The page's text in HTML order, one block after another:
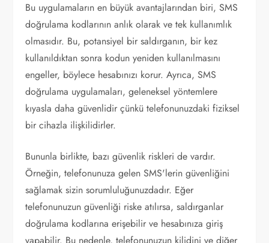
Bu uygulamaların en büyük avantajlarından biri, SMS
doğrulama kodlarının anlık olarak ve tek kullanımlık
olmasıdır. Bu, potansiyel bir saldırganın, bir kez
kullanıldıktan sonra kodun yeniden kullanılmasını
engeller, böylece hesabınızı korur. Ayrıca, SMS
doğrulama uygulamaları, geleneksel yöntemlere
kıyasla daha güvenlidir çünkü telefonunuzdaki fiziksel
bir cihazla ilişkilidirler.
Bununla birlikte, bazı güvenlik riskleri de vardır.
Örneğin, telefonunuza gelen SMS'lerin güvenliğini
sağlamak sizin sorumluluğunuzdadır. Eğer
telefonunuzun güvenliği riske atılırsa, saldırganlar
doğrulama kodlarına erişebilir ve hesabınıza giriş